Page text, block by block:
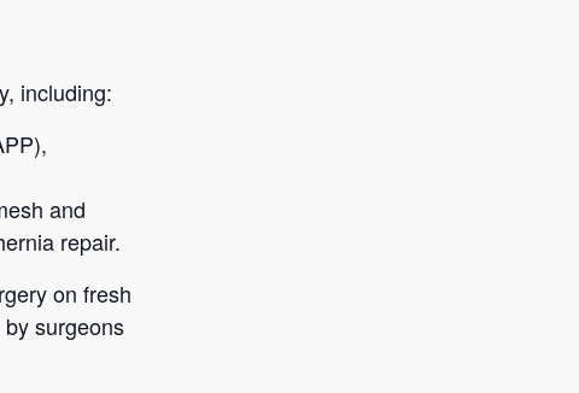
including:
and
repair.
on fresh
surgeons